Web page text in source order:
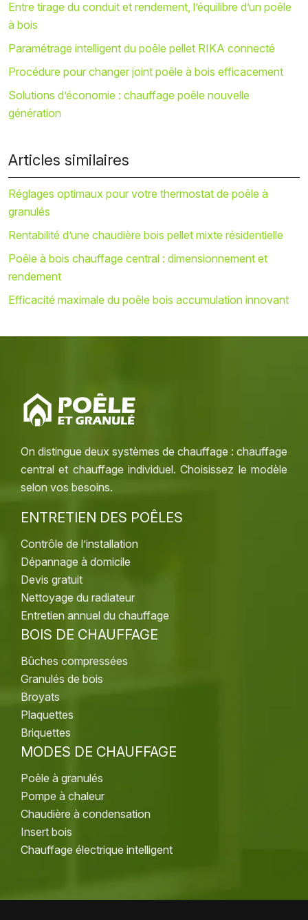
Entre tirage du conduit et rendement, l’équilibre d’un poêle
à bois
Paramétrage intelligent du poêle pellet RIKA connecté
Procédure pour changer joint poêle à bois efficacement
Solutions d’économie : chauffage poêle nouvelle
génération
Articles similaires
Réglages optimaux pour votre thermostat de poêle à
granulés
Rentabilité d’une chaudière bois pellet mixte résidentielle
Poêle à bois chauffage central : dimensionnement et
rendement
Efficacité maximale du poêle bois accumulation innovant
On distingue deux systèmes de chauffage : chauffage
central et chauffage individuel. Choisissez le modèle
selon vos besoins.
ENTRETIEN DES POÊLES
Contrôle de l’installation
Dépannage à domicile
Devis gratuit
Nettoyage du radiateur
Entretien annuel du chauffage
BOIS DE CHAUFFAGE
Bûches compressées
Granulés de bois
Broyats
Plaquettes
Briquettes
MODES DE CHAUFFAGE
Poêle à granulés
Pompe à chaleur
Chaudière à condensation
Insert bois
Chauffage électrique intelligent